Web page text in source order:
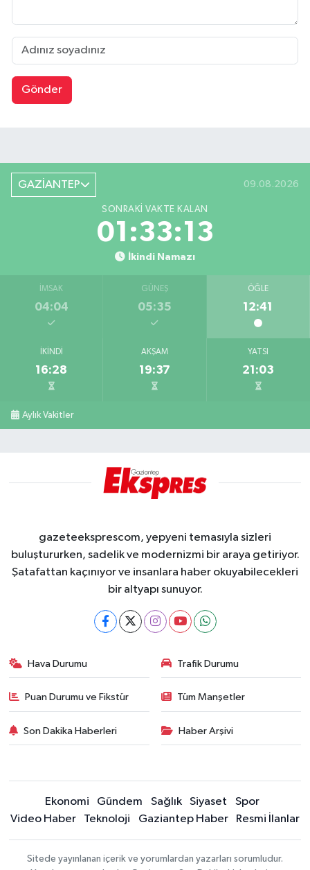
Gönder
GAZİANTEP 09.08.2026
SONRAKI VAKTE KALAN
01:33:12
İkindi Namazı
İMSAK
04:04
GÜNEŞ
05:35
ÖĞLE
12:41
İKINDI
16:28
AKŞAM
19:37
YATSI
21:03
Aylık Vakitler
gazeteeksprescom, yepyeni temasıyla sizleri
buluştururken, sadelik ve modernizmi bir araya getiriyor.
Şatafattan kaçınıyor ve insanlara haber okuyabilecekleri
bir altyapı sunuyor.
Hava Durumu Trafik Durumu
Puan Durumu ve Fikstür Tüm Manşetler
Son Dakika Haberleri Haber Arşivi
Ekonomi Gündem Sağlık Siyaset
Spor
Video Haber
Teknoloji Gaziantep Haber Resmi İlanlar
Sitede yayınlanan içerik ve yorumlardan yazarları sorumludur.